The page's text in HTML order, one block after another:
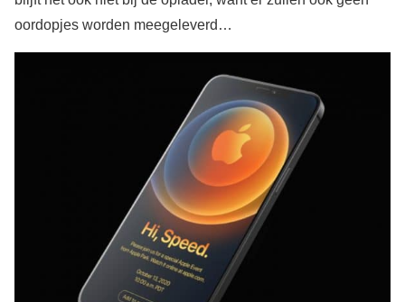
oordopjes worden meegeleverd…